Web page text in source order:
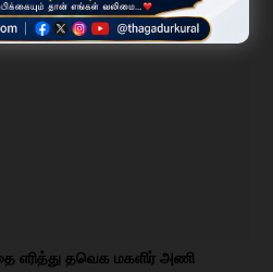
எரித்து தவெக மகளிர் அணி